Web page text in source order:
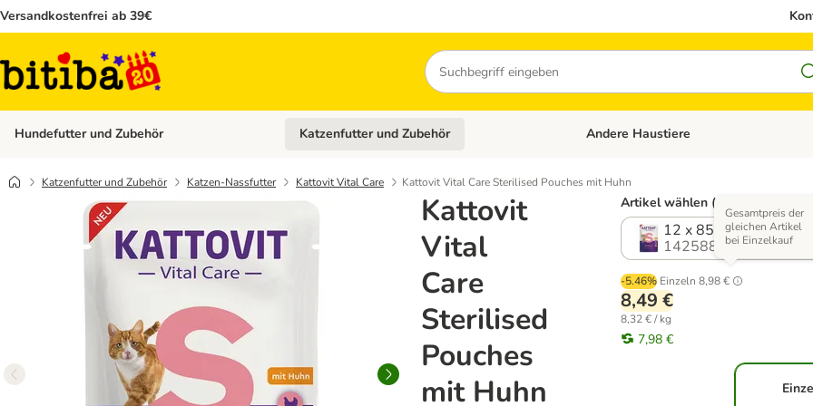
Versandkostenfrei ab 39€
Suchen
Hundefutter und Zubehör Kategorie-Menü öffnen: Hundefutter und Zubehör
Katzenfutter und Zubehör Kategorie-Menü öffnen: Katzenfutter und
Andere Haustiere
Katzenfutter und Zubehör Katzen-Nassfutter Kattovit Vital Care Kattovit Vital Care Sterilised Pouches mit Huhn
Kattovit
Vital
Care
Sterilised
Pouches
mit Huhn
Artikel wählen (3 Varianten)
12 x 85 g
1425880.2
-5.46% Einzeln 8,98 €
Gesamtpreis der
gleichen Artikel
bei Einzelkauf
8,49 €
8,32 € / kg
7,98 €